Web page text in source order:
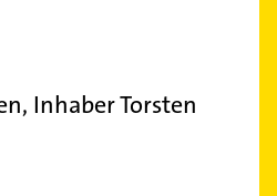
Inhaber Torsten